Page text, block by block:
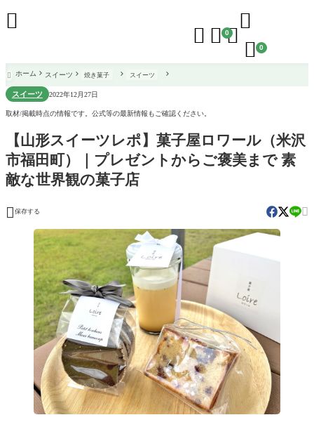
  0

 0

 ホーム スイーツ 焼き菓子 スイーツ
スイーツ 2022年12月27日
取材/掲載時点の情報です。公式等の最新情報もご確認ください。
【山形スイーツレポ】菓子屋ロワール（米沢
市福田町）｜プレゼントからご褒美まで 素
敵な世界観の菓子店
 保存する 